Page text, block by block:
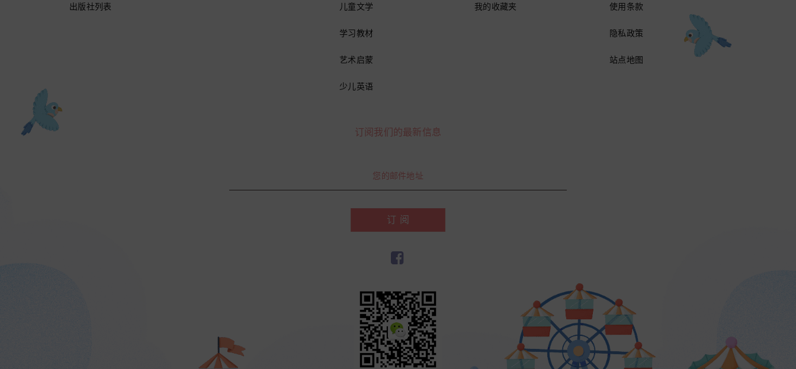
出版社列表 儿童文学
学习教材
艺术启蒙
少儿英语
我的收藏夹 使用条款
隐私政策
站点地图
订阅我们的最新信息
订 阅